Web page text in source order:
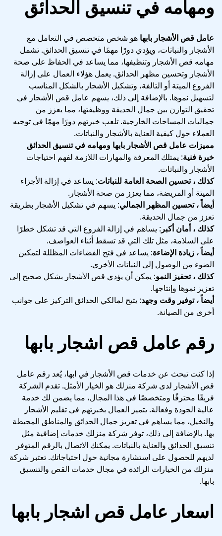
ومهامه في تنسيق الحدائق
عامل قص الأشجار بابها هو شخص متخصص في التعامل مع
الأشجار والنباتات، ويؤدي دورًا مهمًا في تنسيق الحدائق. تشمل
مهامه قص الأشجار وتنظيفها، مما يساعد في الحفاظ على صحة
الأشجار وتحسين مظهر الحدائق. يعمل هؤلاء العمال على إزالة
الفروع الميتة أو التالفة، وتشكيل الأشجار بالشكل المناسب
لتسهيل نموها. بالإضافة إلى ذلك، يسهم عامل قص الأشجار في
تحقيق التوازن بين جمال الحديقة ووظيفتها، مما يعزز من
جماليات المساحات الخارجية. تلعب خبرتهم دورًا مهمًا في توجيه
العملاء حول كيفية العناية بالأشجار والنباتات.
مميزات عامل قص الأشجار بابها ومهامه في تنسيق الحدائق
خبرة فنية: يمتلك المعرفة والمهارات اللازمة لفهم احتياجات
الأشجار والنباتات.
كذلك ، تحسين الصحة العامة للنباتات: يساعد في إزالة الأجزاء
الميتة أو المريضة، مما يعزز من صحة الأشجار.
أيضاً ، تحسين المظهر الجمالي: يسهم في تشكيل الأشجار بطريقة
تعزز من جمال الحديقة.
كذلك ، أمان أكبر: يساهم في إزالة الفروع التي قد تشكل خطرًا
على السلامة، مثل تلك التي قد تسقط أثناء العواصف.
أيضاً ، زيادة الإضاءة: يساعد في فتح الفضاءات المظللة لتمكين
الضوء من الوصول إلى النباتات الأخرى.
كذلك ، تحفيز النمو: يمكن أن يؤدي قص الأشجار بشكل صحيح إلى
تعزيز نموها وإنتاجها.
أيضاً ، توفير وقت وجهد: يتيح لمالكي الحدائق التركيز على جوانب
أخرى من الصيانة.
رقم عامل قص اشجار بابها
إذا كنت تبحث عن خدمات قص الأشجار في ابها، يُعد رقم عامل
قص الأشجار لدى شركة منزلك هو الخيار الأمثل. تقدم الشركة
فريقًا محترفًا ومتخصصًا في هذا المجال، مما يضمن لك خدمة
عالية الجودة وفعالة. يتميز العمال بخبرتهم في تقليم الأشجار
والنخيل، مما يساهم في تعزيز جمال الحدائق والمناطق المحيطة
بها. بالإضافة إلى ذلك، توفر شركة منزلك خدمات إضافية مثل
تنسيق الحدائق والعناية بالنباتات. يمكنك الاتصال بالرقم المتوفر
لديهم للحصول على استشارة مجانية حول احتياجاتك. تعتبر شركة
منزلك من الخيارات الرائدة في مجال خدمات القص والتنسيق
بابها.
اسعار عامل قص اشجار بابها